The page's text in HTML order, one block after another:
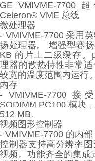
GE VMIVME-7700
Celeron® VME 总线
微处理器
- VMIVME-7700 采用
扬处理器。 增强型赛
KB 的片上二级缓存。
理器的散热特性非常
较宽的温度范围内运行。
内存
- VMIVME-7700 接
SODIMM PC100 模块
512 MB。
视频图形控制器
- VMIVME-7700 的内
控制器支持高分辨率
视频。功能齐全的集成